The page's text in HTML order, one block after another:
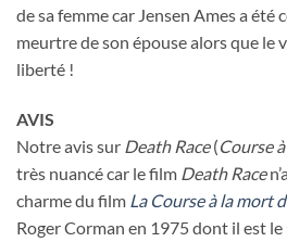
de sa femme car Jensen Ames a
meurtre de son épouse alors que le
liberté !
AVIS
Notre avis sur Death Race(Course
très nuancé car le film Death Race
charme du film La Course à la mort
Roger Corman en 1975 dont il est